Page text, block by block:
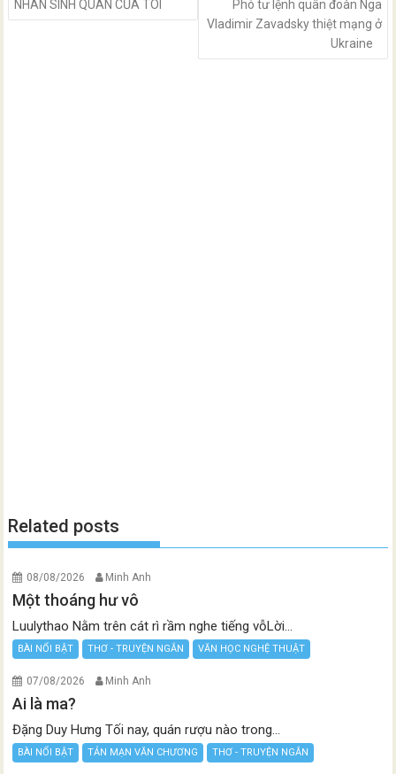
NHÂN SINH QUAN CỦA TÔI
Phó tư lệnh quân đoàn Nga
Vladimir Zavadsky thiệt mạng ở
Ukraine
Related posts
08/08/2026 Minh Anh
Một thoáng hư vô
Luulythao Nằm trên cát rì rầm nghe tiếng vỗLời...
BÀI NỔI BẬT THƠ - TRUYỆN NGẮN VĂN HỌC NGHỆ THUẬT
07/08/2026 Minh Anh
Ai là ma?
Đặng Duy Hưng Tối nay, quán rượu nào trong...
BÀI NỔI BẬT TẢN MẠN VĂN CHƯƠNG THƠ - TRUYỆN NGẮN